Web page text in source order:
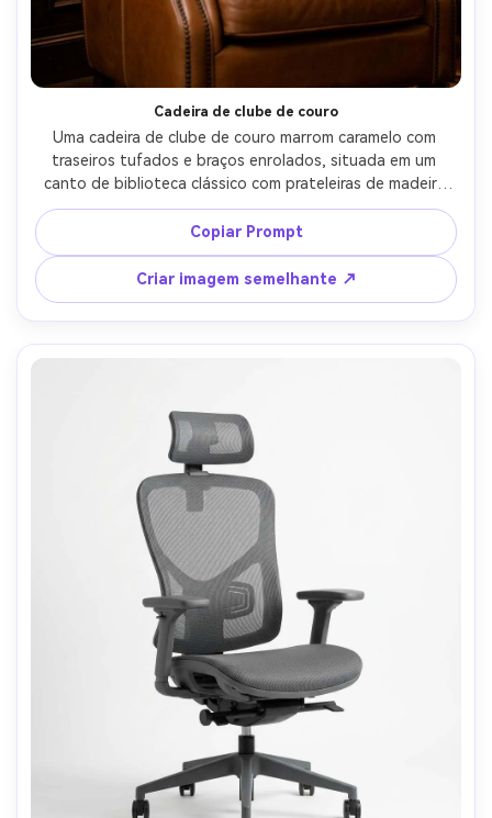
Cadeira de clube de couro
Uma cadeira de clube de couro marrom caramelo com
traseiros tufados e braços enrolados, situada em um
canto de biblioteca clássico com prateleiras de madeira
escura embaçadas no fundo, luz quente da lâmpada mais
preenchimento macio, disparada em Sony A7IV, 85mm,
f/1.8, bokeh cremoso, grão de couro ultra-realista e
costura, look de catálogo de estilo de vida de luxo- -ar
4:5
Copiar Prompt
Criar imagem semelhante ↗
Crie imagens com
IA sem limites.
100% grátis!
Comece Grátis →